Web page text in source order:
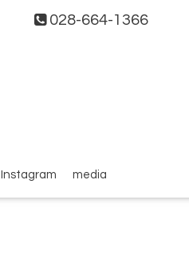
028-664-1366
Instagram media